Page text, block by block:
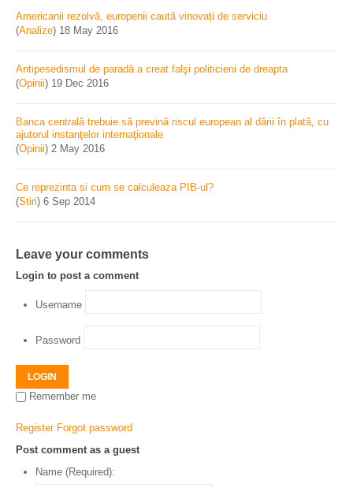
Americanii rezolvă, europenii caută vinovați de serviciu
(Analize) 18 May 2016
Antipesedismul de paradă a creat falşi politicieni de dreapta
(Opinii) 19 Dec 2016
Banca centrală trebuie să prevină riscul european al dării în plată, cu
ajutorul instanţelor internaţionale
(Opinii) 2 May 2016
Ce reprezinta si cum se calculeaza PIB-ul?
(Stiri) 6 Sep 2014
Leave your comments
Login to post a comment
Username
Password
LOGIN
Remember me
Register Forgot password
Post comment as a guest
Name (Required):